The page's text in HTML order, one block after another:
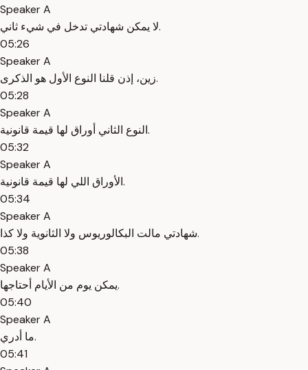
Speaker A
لا يمكن شهادتي تدخل في شيء ثاني.
05:26
Speaker A
زين، إذن قلنا النوع الأول هو الذكرى.
05:28
Speaker A
النوع الثاني أوراق لها قيمة قانونية.
05:32
Speaker A
الأوراق اللي لها قيمة قانونية.
05:34
Speaker A
شهادتي مالت البكالوريوس ولا الثانوية ولا كذا.
05:38
Speaker A
يمكن يوم من الأيام أحتاجها.
05:40
Speaker A
ما أدري.
05:41